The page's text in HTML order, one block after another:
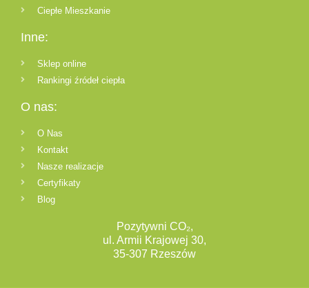
Ciepłe Mieszkanie
Inne:
Sklep online
Rankingi źródeł ciepła
O nas:
O Nas
Kontakt
Nasze realizacje
Certyfikaty
Blog
Pozytywni CO₂,
ul. Armii Krajowej 30,
35-307 Rzeszów